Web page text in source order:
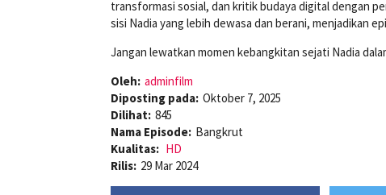
transformasi sosial, dan kritik budaya digital dengan
sisi Nadia yang lebih dewasa dan berani, menjadikan
Jangan lewatkan momen kebangkitan sejati Nadia
Oleh: adminfilm
Diposting pada: Oktober 7, 2025
Dilihat: 845
Nama Episode: Bangkrut
Kualitas: HD
Rilis: 29 Mar 2024